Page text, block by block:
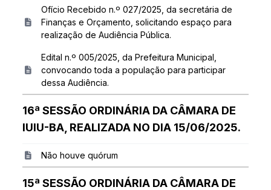
Ofício Recebido n.º 027/2025, da secretária de
Finanças e Orçamento, solicitando espaço para
realização de Audiência Pública.
Edital n.º 005/2025, da Prefeitura Municipal,
convocando toda a população para participar
dessa Audiência.
16ª SESSÃO ORDINÁRIA DA CÂMARA DE
IUIU-BA, REALIZADA NO DIA 15/06/2025.
Não houve quórum
15ª SESSÃO ORDINÁRIA DA CÂMARA DE